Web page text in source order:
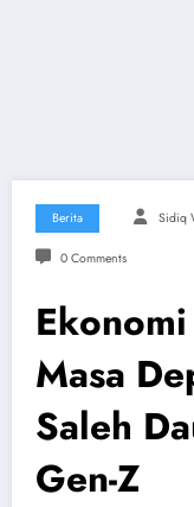
Berita Sidiq
0 Comments
Masa
Saleh
Gen-Z